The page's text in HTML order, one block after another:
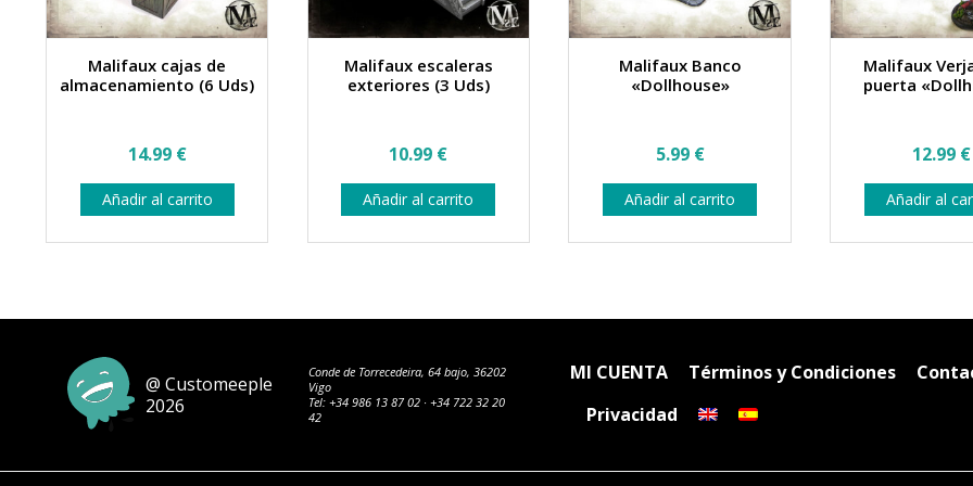
Malifaux cajas de
almacenamiento (6 Uds)
14.99 €
Añadir al carrito
Malifaux escaleras
exteriores (3 Uds)
10.99 €
Añadir al carrito
Malifaux Banco
«Dollhouse»
5.99 €
Añadir al carrito
Malifaux
puerta
12.99 €
Añadir al
@ Customeeple
2026
Conde de Torrecedeira, 64 bajo, 36202
Vigo
Tel: +34 986 13 87 02· +34 722 32 20
42
MI CUENTA Términos y Condiciones
Privacidad